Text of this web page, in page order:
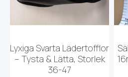
Lyxiga Svarta Lädertofflor
– Tysta & Lätta, Storlek
36-47